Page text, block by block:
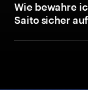
Wie bewahre
Saito sicher